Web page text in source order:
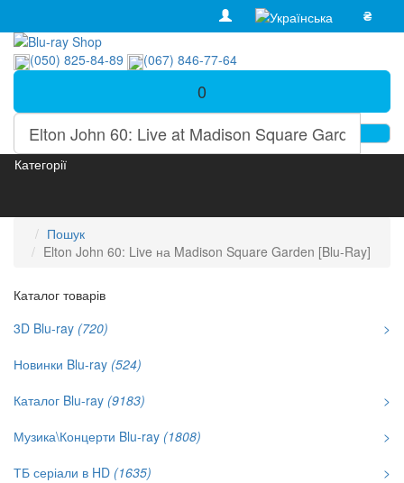
₴
(050) 825-84-89 (067) 846-77-64
0
Категорії
Пошук
Elton John 60: Live на Madison Square Garden [Blu-Ray]
Каталог товарів
3D Blu-ray (720)
>
Новинки Blu-ray (524)
Каталог Blu-ray (9183)
>
Музика\Концерти Blu-ray (1808)
>
ТБ серіали в HD (1635)
>